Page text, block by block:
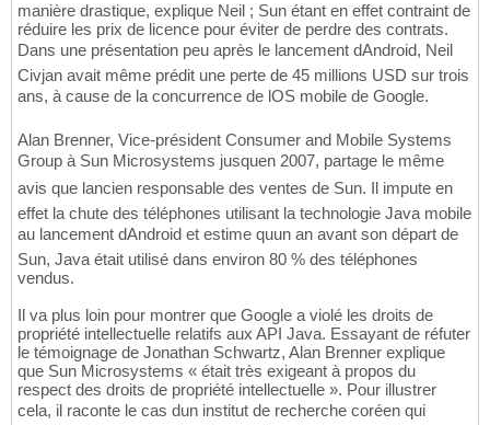
manière drastique, explique Neil ; Sun étant en effet contraint de
réduire les prix de licence pour éviter de perdre des contrats.
Dans une présentation peu après le lancement dAndroid, Neil
Civjan avait même prédit une perte de 45 millions USD sur trois
ans, à cause de la concurrence de lOS mobile de Google.
Alan Brenner, Vice-président Consumer and Mobile Systems
Group à Sun Microsystems jusquen 2007, partage le même
avis que lancien responsable des ventes de Sun. Il impute en
effet la chute des téléphones utilisant la technologie Java mobile
au lancement dAndroid et estime quun an avant son départ de
Sun, Java était utilisé dans environ 80 % des téléphones
vendus.
Il va plus loin pour montrer que Google a violé les droits de
propriété intellectuelle relatifs aux API Java. Essayant de réfuter
le témoignage de Jonathan Schwartz, Alan Brenner explique
que Sun Microsystems « était très exigeant à propos du
respect des droits de propriété intellectuelle ». Pour illustrer
cela, il raconte le cas dun institut de recherche coréen qui